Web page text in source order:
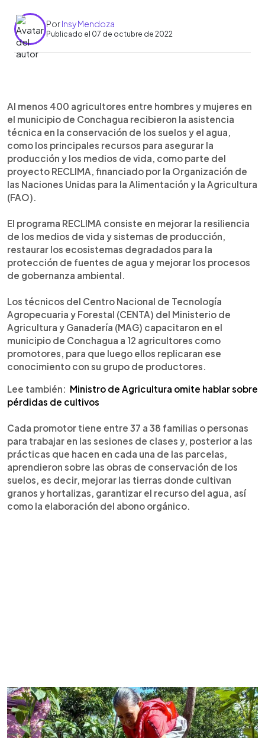
PorInsy Mendoza
Publicado el 07 de octubre de 2022
Escuchar artículo
Al menos 400 agricultores entre hombres y mujeres en
el municipio de Conchagua recibieron la asistencia
técnica en la conservación de los suelos y el agua,
como los principales recursos para asegurar la
producción y los medios de vida, como parte del
proyecto RECLIMA, financiado por la Organización de
las Naciones Unidas para la Alimentación y la Agricultura
(FAO).
El programa RECLIMA consiste en mejorar la resiliencia
de los medios de vida y sistemas de producción,
restaurar los ecosistemas degradados para la
protección de fuentes de agua y mejorar los procesos
de gobernanza ambiental.
Los técnicos del Centro Nacional de Tecnología
Agropecuaria y Forestal (CENTA) del Ministerio de
Agricultura y Ganadería (MAG) capacitaron en el
municipio de Conchagua a 12 agricultores como
promotores, para que luego ellos replicaran ese
conocimiento con su grupo de productores.
Lee también: Ministro de Agricultura omite hablar sobre
pérdidas de cultivos
Cada promotor tiene entre 37 a 38 familias o personas
para trabajar en las sesiones de clases y, posterior a las
prácticas que hacen en cada una de las parcelas,
aprendieron sobre las obras de conservación de los
suelos, es decir, mejorar las tierras donde cultivan
granos y hortalizas, garantizar el recurso del agua, así
como la elaboración del abono orgánico.